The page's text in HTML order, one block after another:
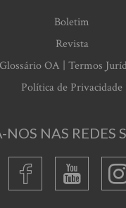
Boletim
Revista
Glossário OA | Termos
Política de Privacidade
NOS NAS REDES